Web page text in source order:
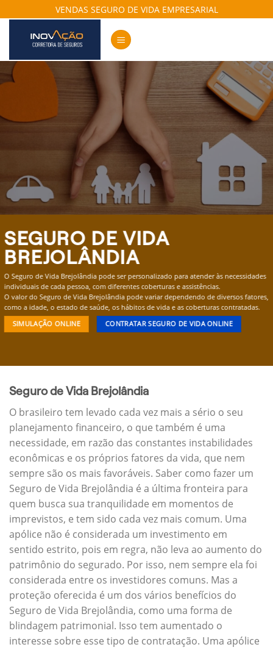
to
content
VENDAS SEGURO DE VIDA EMPRESARIAL
SEGURO DE VIDA
BREJOLÂNDIA
O Seguro de Vida Brejolândia pode ser personalizado para atender às necessidades
individuais de cada pessoa, com diferentes coberturas e assistências.
O valor do Seguro de Vida Brejolândia pode variar dependendo de diversos fatores,
como a idade, o estado de saúde, os hábitos de vida e as coberturas contratadas.
SIMULAÇÃO ONLINE CONTRATAR SEGURO DE VIDA ONLINE
Seguro de Vida Brejolândia
O brasileiro tem levado cada vez mais a sério o seu
planejamento financeiro, o que também é uma
necessidade, em razão das constantes instabilidades
econômicas e os próprios fatores da vida, que nem
sempre são os mais favoráveis. Saber como fazer um
Seguro de Vida Brejolândia é a última fronteira para
quem busca sua tranquilidade em momentos de
imprevistos, e tem sido cada vez mais comum. Uma
apólice não é considerada um investimento em
sentido estrito, pois em regra, não leva ao aumento do
patrimônio do segurado. Por isso, nem sempre ela foi
considerada entre os investidores comuns. Mas a
proteção oferecida é um dos vários benefícios do
Seguro de Vida Brejolândia, como uma forma de
blindagem patrimonial. Isso tem aumentado o
interesse sobre esse tipo de contratação. Uma apólice